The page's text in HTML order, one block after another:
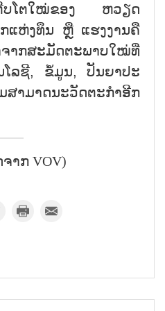
ຕີບ​ໂຕ​ໃໝ່​ຂອງ ຫວຽດ​
ແຫ່ງ​ທຶນ ຫຼື ແຮງ​ງານ​ຄື​
ຈາກ​ສະ​ມັດ​ຕະ​ພາບ​ໃໝ່​ທີ່​
ນ​ໂລ​ຊີ, ຂໍ້​ມູນ, ປັນ​ຍາ​ປະ​
ສາ​ມາດ​ນະ​ວັດ​ຕະ​ກຳ​ອີກ​
າກ VOV)